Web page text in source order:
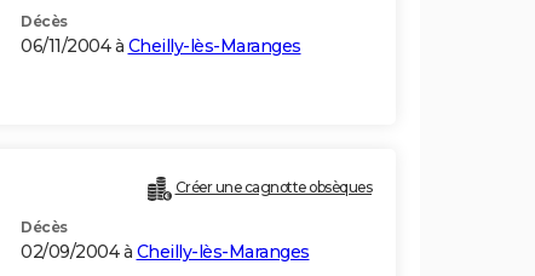
Décès
06/11/2004 à Cheilly-lès-Maranges
Créer une cagnotte obsèques
Décès
02/09/2004 à Cheilly-lès-Maranges